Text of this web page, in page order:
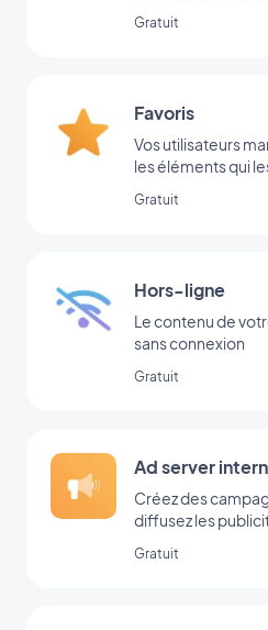
Gratuit
Favoris
Vos utilisateurs
les éléments qui
Gratuit
Hors-ligne
Le contenu de
sans connexion
Gratuit
Ad server
Créez des
diffusez les
office
Gratuit